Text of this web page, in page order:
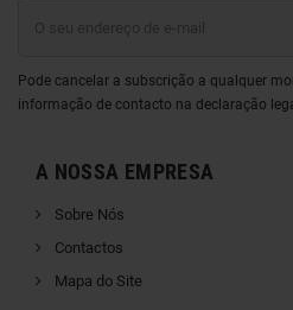
Pode cancelar a subscrição a qualquer
informação de contacto na declaração
A NOSSA EMPRESA
Sobre Nós
Contactos
Mapa do Site